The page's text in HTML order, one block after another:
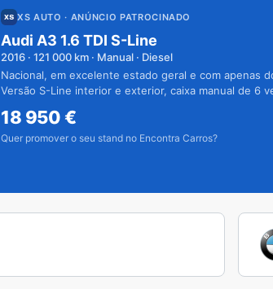
XS AUTO · ANÚNCIO PATROCINADO
Audi A3 1.6 TDI S-Line
2016 · 121 000 km · Manual · Diesel
Nacional, em excelente estado geral e com apenas
Versão S-Line interior e exterior, caixa manual de 6
18 950€
Quer promover o seu stand no Encontra Carros?